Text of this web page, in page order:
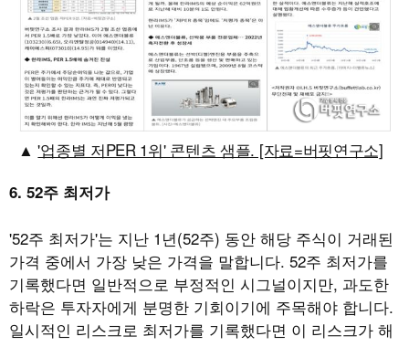
'업종별 저PER 1위' 콘텐츠 샘플. [자료=버핏연구소]
6. 52주 최저가
'52주 최저가'는 지난 1년(52주) 동안 해당 주식이 거래된
가격 중에서 가장 낮은 가격을 말합니다. 52주 최저가를
기록했다면 일반적으로 부정적인 시그널이지만, 과도한
하락은 투자자에게 분명한 기회이기에 주목해야 합니다.
일시적인 리스크로 최저가를 기록했다면 이 리스크가 해